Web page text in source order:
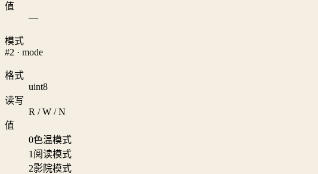
值
—
模式
#2 · mode
格式
uint8
读写
R / W / N
值
0色温模式
1 阅读模式
2影院模式